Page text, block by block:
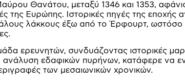
Θανάτου, μεταξύ 1346 και 1353,
της Ευρώπης. Ιστορικές πηγές της
λάκκους έξω από το Έρφουρτ, ωστόσο
ερευνητών, συνδυάζοντας ιστορικές
ανάλυση εδαφικών πυρήνων, κατάφερε να
των μεσαιωνικών χρονικών.